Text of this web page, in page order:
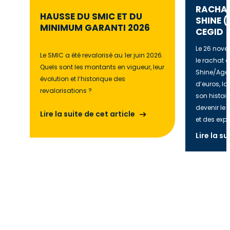
HAUSSE DU SMIC ET DU
MINIMUM GARANTI 2026
Le SMIC a été revalorisé au 1er juin 2026.
Quels sont les montants en vigueur, leur
évolution et l’historique des
revalorisations ?
Lire la suite de cet article
SHINE
CEGID
Le 26
le rachat
Shine/
d’euros,
son
devenir le
et des
Lire la